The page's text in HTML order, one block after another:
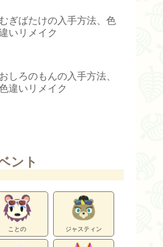
むぎばたけの入手方法、色
いリメイク
おしろのもんの入手方法、
違いリメイク
ント
ことの ジャスティン